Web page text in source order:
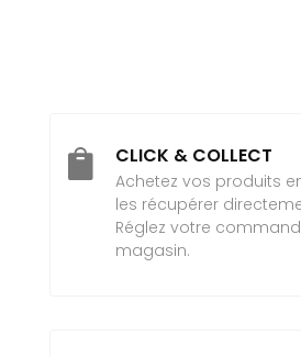
 CLICK & COLLECT
Achetez vos produits
les récupérer
Réglez votre
magasin.